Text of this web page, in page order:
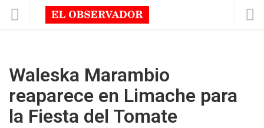
Waleska Marambio
reaparece en Limache para
la Fiesta del Tomate